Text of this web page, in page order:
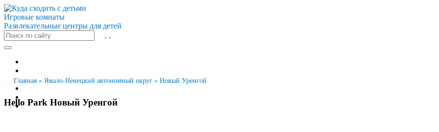
Игровые комнаты
Развлекательные центры для детей
Санкт-Петербург
Казань
Главная » Ямало-Ненецкий автономный округ » Новый Уренгой
Hello Park Новый Уренгой